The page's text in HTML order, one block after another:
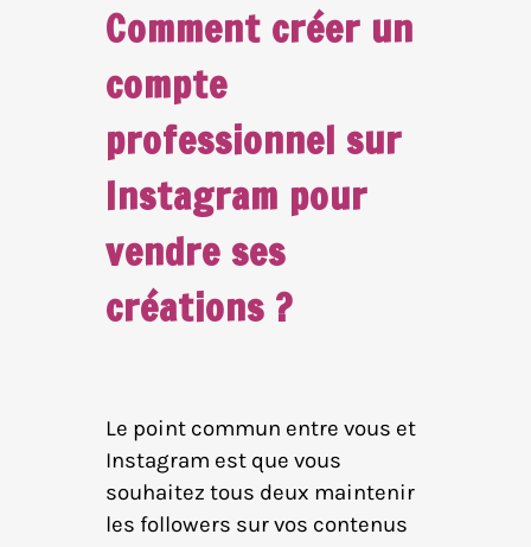
Comment créer un
compte
professionnel sur
Instagram pour
vendre ses
créations ?
Le point commun entre vous et
Instagram est que vous
souhaitez tous deux maintenir
les followers sur vos contenus